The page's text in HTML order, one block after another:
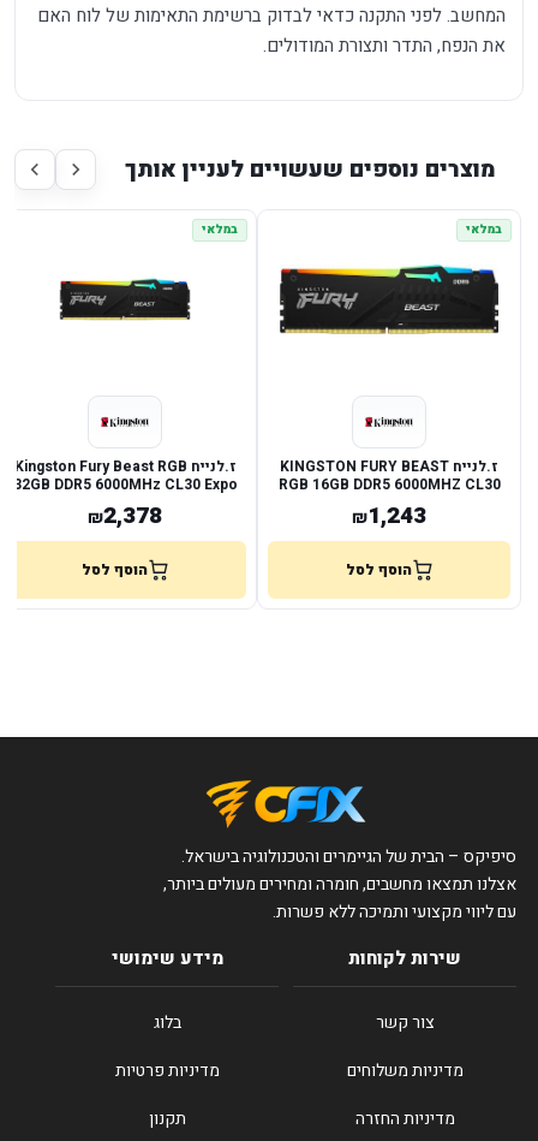
המחשב. לפני התקנה כדאי לבדוק ברשימת התאימות של לוח האם
את הנפח, התדר ותצורת המודולים.
מוצרים נוספים שעשויים לעניין אותך
במלאי
ז.לנייח KINGSTON FURY BEAST
RGB 16GB DDR5 6000MHZ CL30
EXPO XMP
₪1,243
הוסף לסל
במלאי
ז.לנייח Kingston Fury Beast RGB
32GB DDR5 6000MHz CL30 Expo
Xmp
₪2,378
הוסף לסל
סיפיקס – הבית של הגיימרים והטכנולוגיה בישראל.
אצלנו תמצאו מחשבים, חומרה ומחירים מעולים ביותר,
עם ליווי מקצועי ותמיכה ללא פשרות.
שירות לקוחות
צור קשר
מדיניות משלוחים
מדיניות החזרה
מידע שימושי
בלוג
מדיניות פרטיות
תקנון